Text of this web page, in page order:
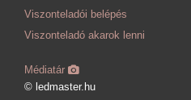
Viszonteladói belépés
Viszonteladó akarok lenni
Médiatár
© ledmaster.hu